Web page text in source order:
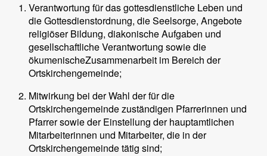
Verantwortung für das gottesdienstliche Leben und
die Gottesdienstordnung, die Seelsorge, Angebote
religiöser Bildung, diakonische Aufgaben und
gesellschaftliche Verantwortung sowie die
ökumenischeZusammenarbeit im Bereich der
Ortskirchengemeinde;
Mitwirkung bei der Wahl der für die
Ortskirchengemeinde zuständigen Pfarrerinnen und
Pfarrer sowie der Einstellung der hauptamtlichen
Mitarbeiterinnen und Mitarbeiter, die in der
Ortskirchengemeinde tätig sind;